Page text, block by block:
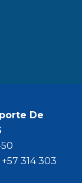
De
314 303